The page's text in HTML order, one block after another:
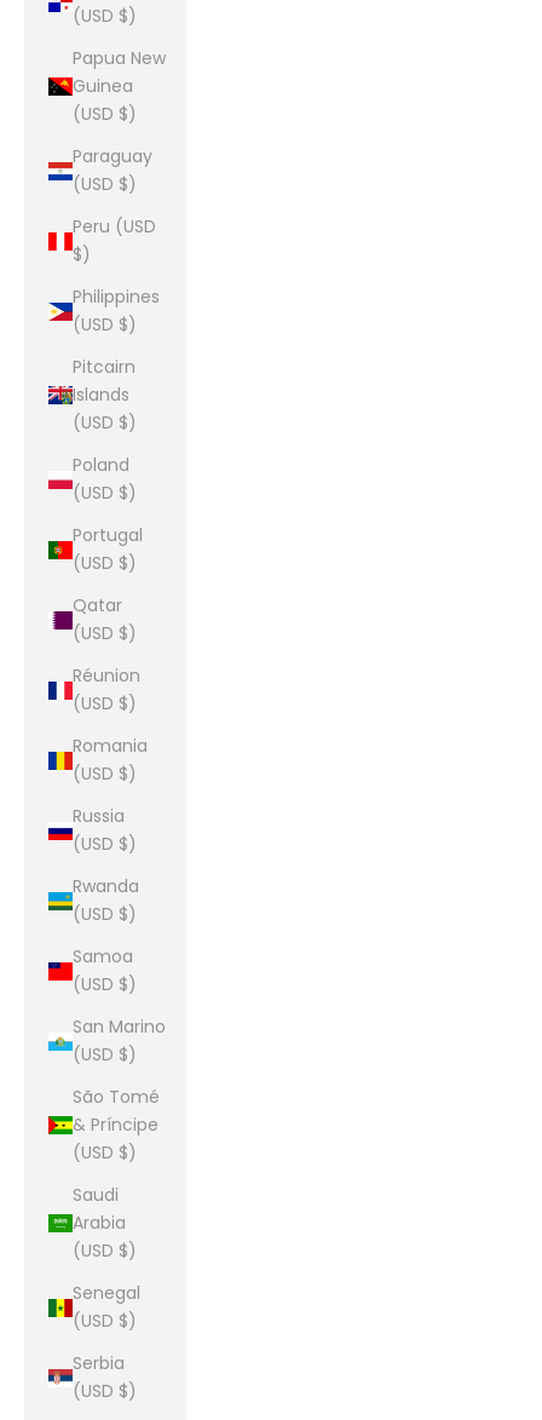
(USD $)
Papua New
Guinea
(USD $)
Paraguay
(USD $)
Peru (USD
$)
Philippines
(USD $)
Pitcairn
Islands
(USD $)
Poland
(USD $)
Portugal
(USD $)
Qatar
(USD $)
Réunion
(USD $)
Romania
(USD $)
Russia
(USD $)
Rwanda
(USD $)
Samoa
(USD $)
San Marino
(USD $)
São Tomé
& Príncipe
(USD $)
Saudi
Arabia
(USD $)
Senegal
(USD $)
Serbia
(USD $)